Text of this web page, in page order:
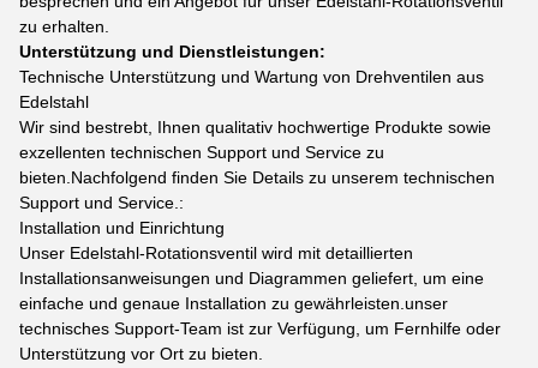
zu erhalten.
Unterstützung und Dienstleistungen:
Technische Unterstützung und Wartung von Drehventilen aus
Edelstahl
Wir sind bestrebt, Ihnen qualitativ hochwertige Produkte sowie
exzellenten technischen Support und Service zu
bieten.Nachfolgend finden Sie Details zu unserem technischen
Support und Service.:
Installation und Einrichtung
Unser Edelstahl-Rotationsventil wird mit detaillierten
Installationsanweisungen und Diagrammen geliefert, um eine
einfache und genaue Installation zu gewährleisten.unser
technisches Support-Team ist zur Verfügung, um Fernhilfe oder
Unterstützung vor Ort zu bieten.